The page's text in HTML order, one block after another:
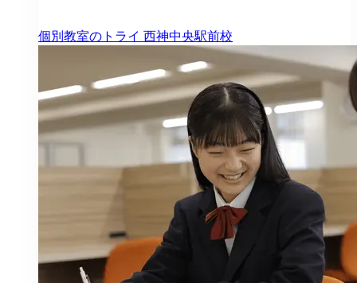
個別教室のトライ 西神中央駅前校